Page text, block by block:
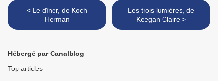
< Le dîner, de Koch
Herman
Les trois lumières, de
Keegan Claire >
Hébergé par Canalblog
Top articles